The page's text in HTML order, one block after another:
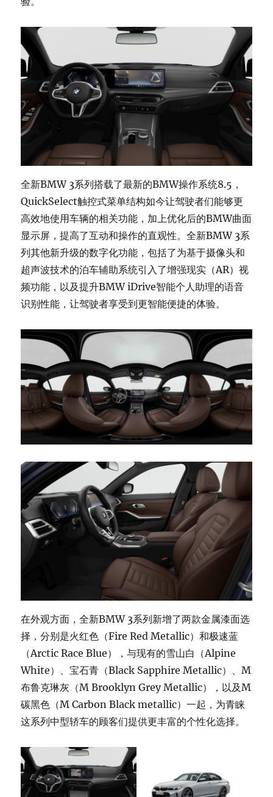
全新BMW 3系列搭载了最新的BMW操作系统8.5，
QuickSelect触控式菜单结构如今让驾驶者们能够更
高效地使用车辆的相关功能，加上优化后的BMW曲面
显示屏，提高了互动和操作的直观性。全新BMW 3系
列其他新升级的数字化功能，包括了为基于摄像头和
超声波技术的泊车辅助系统引入了增强现实（AR）视
频功能，以及提升BMW iDrive智能个人助理的语音
识别性能，让驾驶者享受到更智能便捷的体验。
在外观方面，全新BMW 3系列新增了两款金属漆面选
择，分别是火红色（Fire Red Metallic）和极速蓝
（Arctic Race Blue），与现有的雪山白（Alpine
White）、宝石青（Black Sapphire Metallic）、M
布鲁克琳灰（M Brooklyn Grey Metallic），以及M
碳黑色（M Carbon Black metallic）一起，为青睐
这系列中型轿车的顾客们提供更丰富的个性化选择。